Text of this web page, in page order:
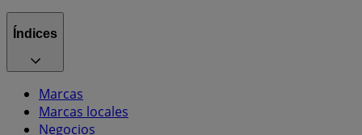
Índices
Marcas
Marcas locales
Negocios